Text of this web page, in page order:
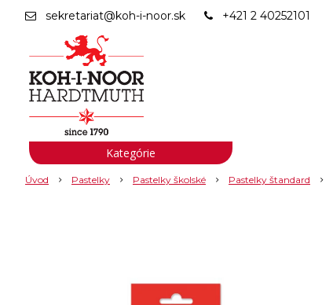
sekretariat@koh-i-noor.sk +421 2 40252101
Úvod Pastelky Pastelky školské Pastelky štandard
Kategórie